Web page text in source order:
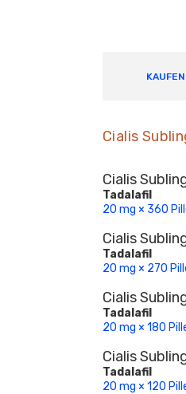
KAUFEN
Cialis
Cialis
Tadalafil
20 mg × 360
Cialis
Tadalafil
20 mg × 270
Cialis
Tadalafil
20 mg × 180
Cialis
Tadalafil
20 mg × 120